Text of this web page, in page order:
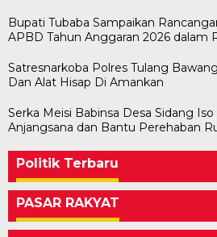
Bupati Tubaba Sampaikan
APBD Tahun Anggaran 2026 dalam
Satresnarkoba Polres Tulang
Dan Alat Hisap Di Amankan
Serka Meisi Babinsa Desa Sidang
Anjangsana dan Bantu Perehaban
Politik Terbaru
Bawaslu Tegaskan Sikap
Di KABAR AKTUAL, POLITIK
Usai Musda, DPD Golkar
Di POLITIK | 11 Mei 2026
M. Aris Pratama Hanan Resmi
Di POLITIK | 1 Mei 2026
Herman HN Lantik Budi
Di POLITIK | 29 Januari 2026
Bupati Tubaba Hadiri
Di POLITIK | 28 Januari 2026
PASAR RAKYAT